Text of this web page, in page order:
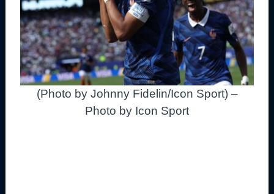
(Photo by Johnny Fidelin/Icon Sport) –
Photo by Icon Sport